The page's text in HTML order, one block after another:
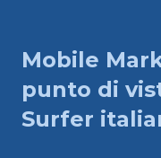
Mobile
punto di
Surfer